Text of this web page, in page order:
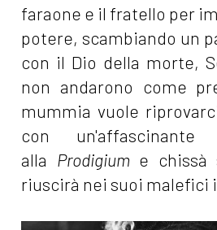
faraone e il fratello per
potere, scambiando un
con il Dio della morte,
non andarono come
mummia vuole
con
alla Prodigium e chissà
riuscirà nei suoi malefici